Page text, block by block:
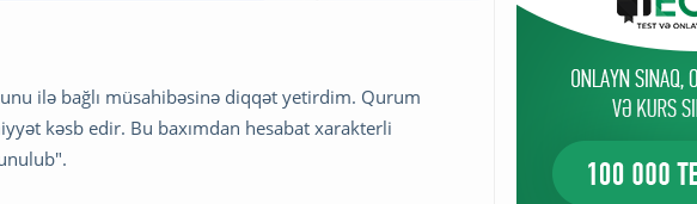
ilə bağlı müsahibəsinə diqqət yetirdim. Qurum
kəsb edir. Bu baxımdan hesabat xarakterli